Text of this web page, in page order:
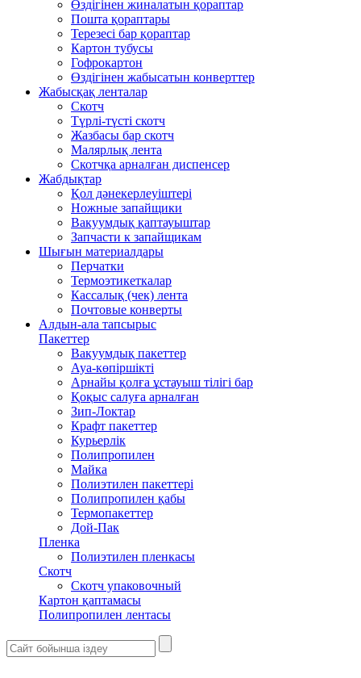
Өздігінен жиналатын қораптар
Пошта қораптары
Терезесі бар қораптар
Картон тубусы
Гофрокартон
Өздігінен жабысатын конверттер
Жабысқақ ленталар
Скотч
Түрлі-түсті скотч
Жазбасы бар скотч
Малярлық лента
Скотчқа арналған диспенсер
Жабдықтар
Қол дәнекерлеуіштері
Ножные запайщики
Вакуумдық қаптауыштар
Запчасти к запайщикам
Шығын материалдары
Перчатки
Термоэтикеткалар
Кассалық (чек) лента
Почтовые конверты
Алдын-ала тапсырыс
Пакеттер
Вакуумдық пакеттер
Ауа-көпіршікті
Арнайы қолға ұстауыш тілігі бар
Қоқыс салуға арналған
Зип-Локтар
Крафт пакеттер
Курьерлік
Полипропилен
Майка
Полиэтилен пакеттері
Полипропилен қабы
Термопакеттер
Дой-Пак
Пленка
Полиэтилен пленкасы
Скотч
Скотч упаковочный
Картон қаптамасы
Полипропилен лентасы